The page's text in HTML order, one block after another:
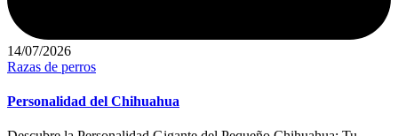
14/07/2026
Publicado
Razas de perros
Personalidad del Chihuahua